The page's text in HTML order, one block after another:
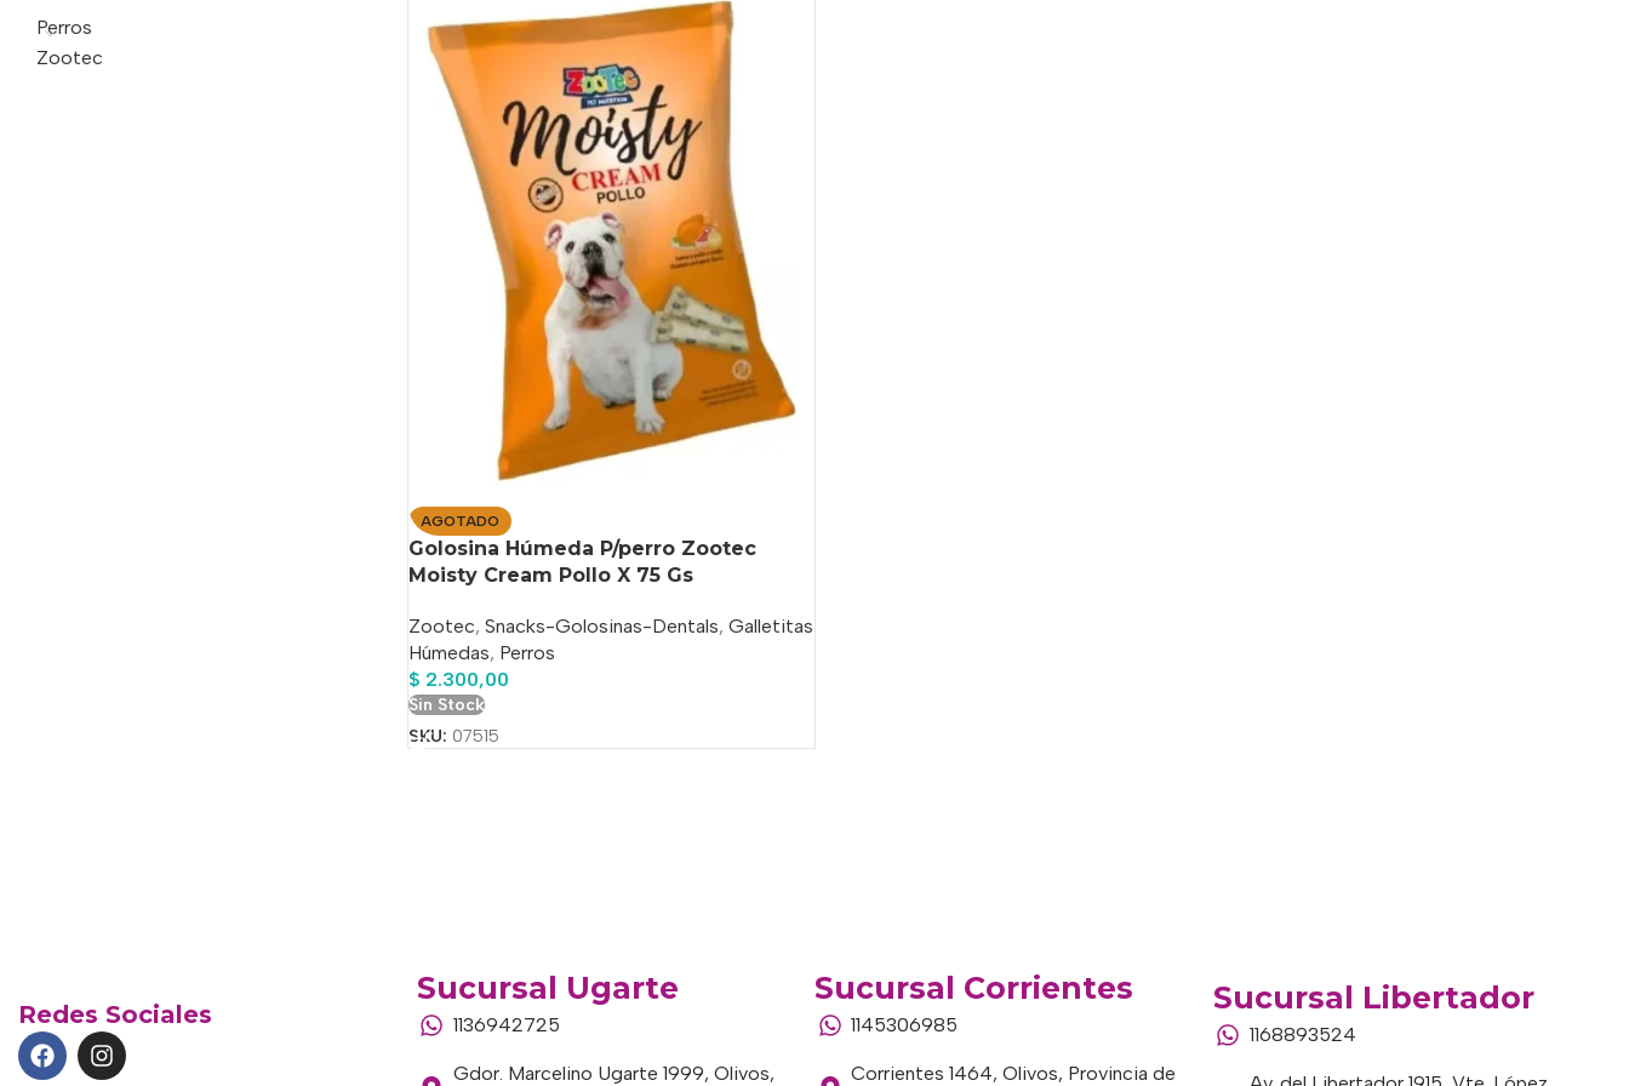
Perros
Zootec
AGOTADO
Golosina Húmeda P/perro Zootec
Moisty Cream Pollo X 75 Gs
Zootec, Snacks-Golosinas-Dentals, Galletitas
Húmedas, Perros
$ 2.300,00
Sin Stock
SKU: 07515
Redes Sociales
Sucursal Ugarte
1136942725
Gdor. Marcelino Ugarte 1999, Olivos,
Sucursal Corrientes
1145306985
Corrientes 1464, Olivos, Provincia de
Sucursal Libertador
1168893524